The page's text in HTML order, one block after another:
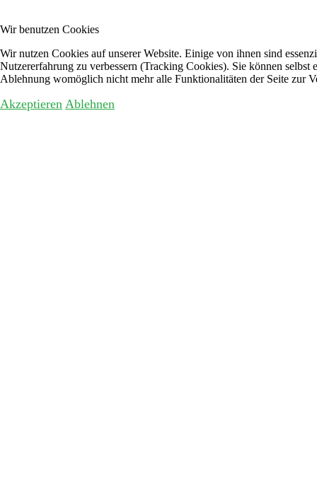
Wir benutzen Cookies
Wir nutzen Cookies auf unserer Website. Einige von ihnen sind
Nutzererfahrung zu verbessern (Tracking Cookies). Sie können selbst
Ablehnung womöglich nicht mehr alle Funktionalitäten der Seite zur
Akzeptieren Ablehnen